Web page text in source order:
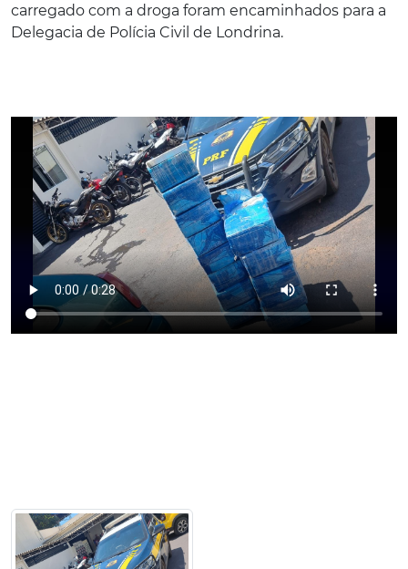
carregado com a droga foram encaminhados para a
Delegacia de Polícia Civil de Londrina.